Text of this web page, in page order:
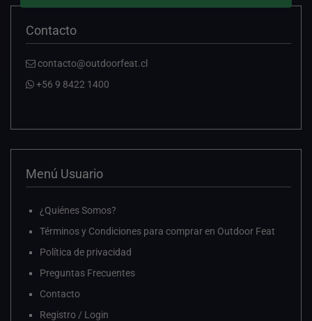
Contacto
contacto@outdoorfeat.cl
+56 9 8422 1400
Menú Usuario
¿Quiénes Somos?
Términos y Condiciones para comprar en Outdoor Feat
Política de privacidad
Preguntas Frecuentes
Contacto
Registro / Login